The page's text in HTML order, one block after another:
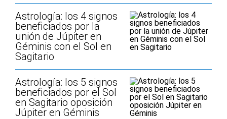
Astrología: los 4 signos
beneficiados por la
unión de Júpiter en
Géminis con el Sol en
Sagitario
Astrología: los 5 signos
beneficiados por el Sol
en Sagitario oposición
Júpiter en Géminis